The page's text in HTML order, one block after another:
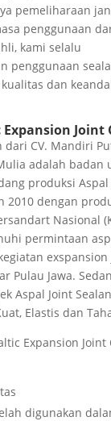
pemeliharaan
penggunaan
kami selalu
penggunaan
dan
Joint
CV. Mandiri
adalah badan
produksi Aspal
2010 dengan
Nasional
permintaan
Pulau Jawa.
Aspal Joint
Elastis dan
Expansion
digunakan